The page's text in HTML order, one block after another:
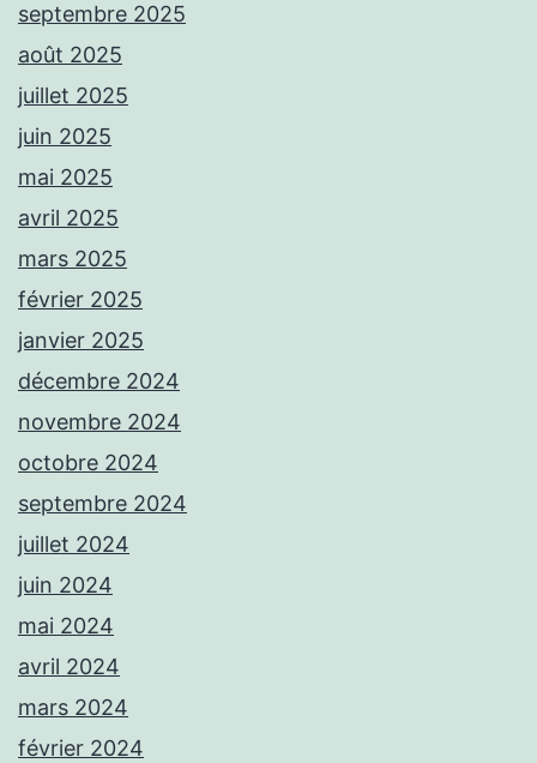
septembre 2025
août 2025
juillet 2025
juin 2025
mai 2025
avril 2025
mars 2025
février 2025
janvier 2025
décembre 2024
novembre 2024
octobre 2024
septembre 2024
juillet 2024
juin 2024
mai 2024
avril 2024
mars 2024
février 2024